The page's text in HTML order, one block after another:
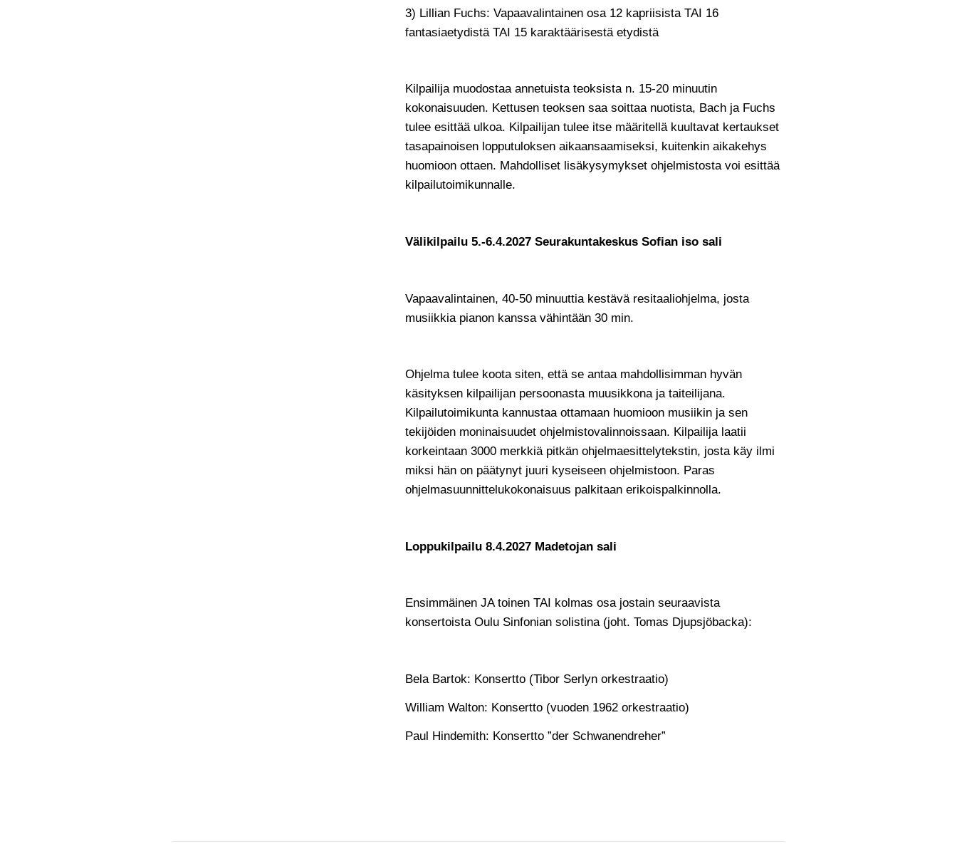
3) Lillian Fuchs: Vapaavalintainen osa 12 kapriisista TAI 16
fantasiaetydistä TAI 15 karaktäärisestä etydistä
Kilpailija muodostaa annetuista teoksista n. 15-20 minuutin
kokonaisuuden. Kettusen teoksen saa soittaa nuotista, Bach ja Fuchs
tulee esittää ulkoa. Kilpailijan tulee itse määritellä kuultavat kertaukset
tasapainoisen lopputuloksen aikaansaamiseksi, kuitenkin aikakehys
huomioon ottaen. Mahdolliset lisäkysymykset ohjelmistosta voi esittää
kilpailutoimikunnalle.
Välikilpailu 5.-6.4.2027 Seurakuntakeskus Sofian iso sali
Vapaavalintainen, 40-50 minuuttia kestävä resitaaliohjelma, josta
musiikkia pianon kanssa vähintään 30 min.
Ohjelma tulee koota siten, että se antaa mahdollisimman hyvän
käsityksen kilpailijan persoonasta muusikkona ja taiteilijana.
Kilpailutoimikunta kannustaa ottamaan huomioon musiikin ja sen
tekijöiden moninaisuudet ohjelmistovalinnoissaan. Kilpailija laatii
korkeintaan 3000 merkkiä pitkän ohjelmaesittelytekstin, josta käy ilmi
miksi hän on päätynyt juuri kyseiseen ohjelmistoon. Paras
ohjelmasuunnittelukokonaisuus palkitaan erikoispalkinnolla.
Loppukilpailu 8.4.2027 Madetojan sali
Ensimmäinen JA toinen TAI kolmas osa jostain seuraavista
konsertoista Oulu Sinfonian solistina (joht. Tomas Djupsjöbacka):
Bela Bartok: Konsertto (Tibor Serlyn orkestraatio)
William Walton: Konsertto (vuoden 1962 orkestraatio)
Paul Hindemith: Konsertto ”der Schwanendreher”